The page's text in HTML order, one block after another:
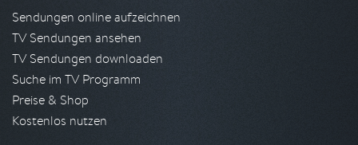
Sendungen online aufzeichnen
TV Sendungen ansehen
TV Sendungen downloaden
Suche im TV Programm
Preise & Shop
Kostenlos nutzen